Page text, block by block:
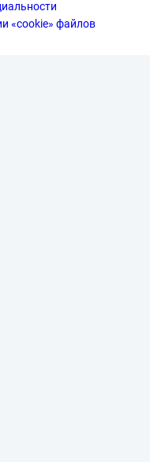
«cookie» файлов